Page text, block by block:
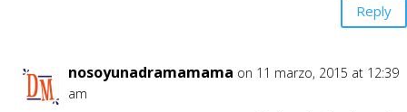
Reply
nosoyunadramamama on 11 marzo, 2015 at 12:39
am